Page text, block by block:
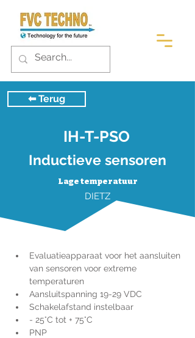
⬅︎ Terug
IH-T-PSO
Inductieve sensoren
Lage temperatuur
DIETZ
Evaluatieapparaat voor het aansluiten
van sensoren voor extreme
temperaturen
Aansluitspanning 19-29 VDC
Schakelafstand instelbaar
- 25°C tot + 75°C
PNP